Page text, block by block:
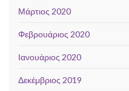
Μάρτιος 2020
Φεβρουάριος 2020
Ιανουάριος 2020
Δεκέμβριος 2019